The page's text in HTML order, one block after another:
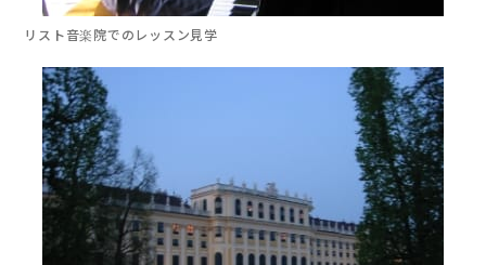
リスト音楽院での レッスン見学